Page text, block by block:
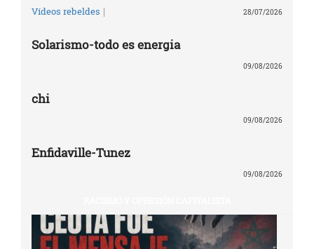
Vídeos rebeldes | 28/07/2026
Solarismo-todo es energia
09/08/2026
chi
09/08/2026
Enfidaville-Tunez
09/08/2026